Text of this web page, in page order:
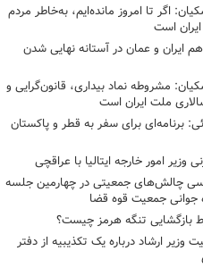
اگر تا امروز مانده‌ایم، به‌خاطر مردم
است
ایران و عمان در آستانه نهایی شدن
مشروطه نماد بیداری، قانون‌گرایی و
ملت ایران است
برنامه‌ای برای سفر به قطر و پاکستان
وزیر امور خارجه ایتالیا با عراقچی
چالش‌های جمعیتی در چهارمین جلسه
جوانی جمعیت قوه قضا
بازگشایی تنگه هرمز چیست؟
وزیر ارشاد درباره یک تکذیبیه از دفتر